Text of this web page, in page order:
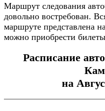
Маршрут следования
довольно востребован.
маршруте представлена
можно приобрести
Расписание
на